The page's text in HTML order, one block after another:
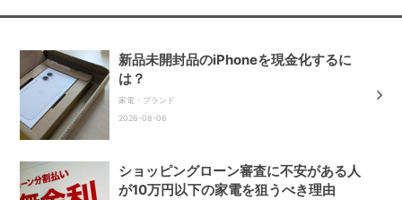
新品未開封品のiPhoneを現金化するに
は？
家電・ブランド
2026-08-06
ショッピングローン審査に不安がある人
が10万円以下の家電を狙うべき理由